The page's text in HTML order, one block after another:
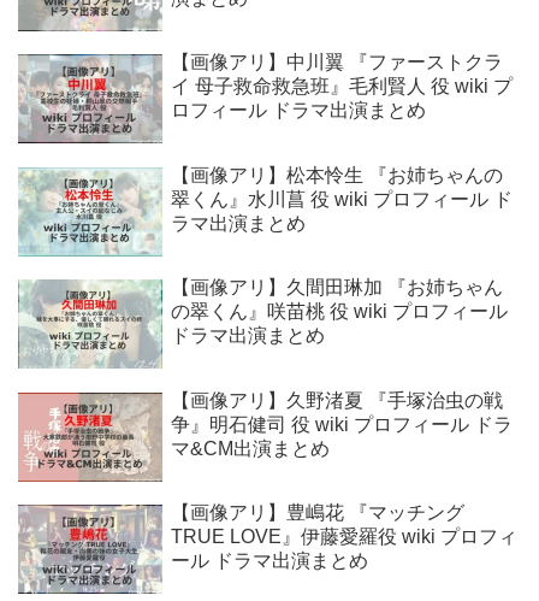
【画像アリ】中川翼 『ファーストクラ
イ 母子救命救急班』毛利賢人 役 wiki プ
ロフィール ドラマ出演まとめ
【画像アリ】松本怜生 『お姉ちゃんの
翠くん』水川菖 役 wiki プロフィール ド
ラマ出演まとめ
【画像アリ】久間田琳加 『お姉ちゃん
の翠くん』咲苗桃 役 wiki プロフィール
ドラマ出演まとめ
【画像アリ】久野渚夏 『手塚治虫の戦
争』明石健司 役 wiki プロフィール ドラ
マ&CM出演まとめ
【画像アリ】豊嶋花 『マッチング
TRUE LOVE』伊藤愛羅役 wiki プロフィ
ール ドラマ出演まとめ